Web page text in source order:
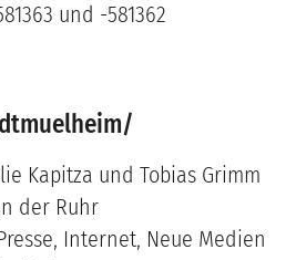
und -581362
Kapitza und Tobias Grimm
der Ruhr
Internet, Neue Medien